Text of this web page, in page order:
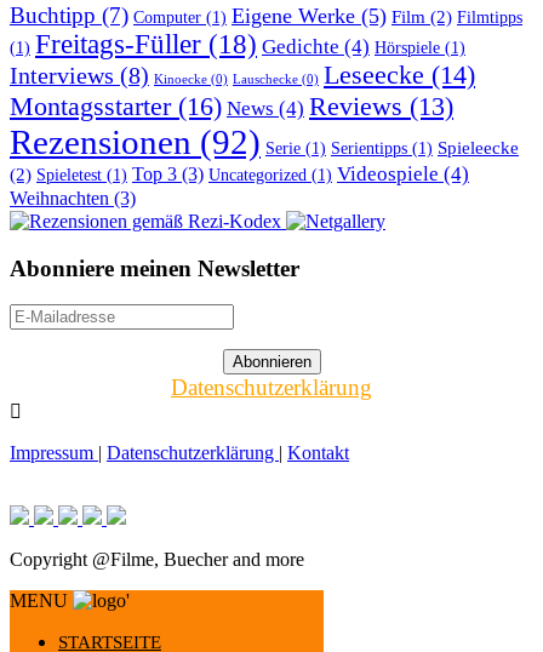
Buchtipp (7) Computer (1) Eigene Werke (5) Film (2) Filmtipps
(1) Freitags-Füller (18) Gedichte (4) Hörspiele (1)
Interviews (8) Kinoecke (0) Lauschecke (0) Leseecke (14)
Montagsstarter(16) News (4) Reviews (13)
Rezensionen (92) Serie (1) Serientipps (1) Spieleecke
(2) Spieletest (1) Top 3 (3) Uncategorized (1) Videospiele (4)
Weihnachten (3)
Abonniere meinen Newsletter
Datenschutzerklärung
Impressum | Datenschutzerklärung | Kontakt
Copyright @Filme, Buecher and more
MENU
'
STARTSEITE